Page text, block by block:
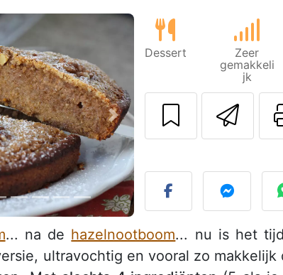
Volgende
Dessert
Zeer
gemakkeli
jk
... na de hazelnootboom... nu is het
ultravochtig en vooral zo